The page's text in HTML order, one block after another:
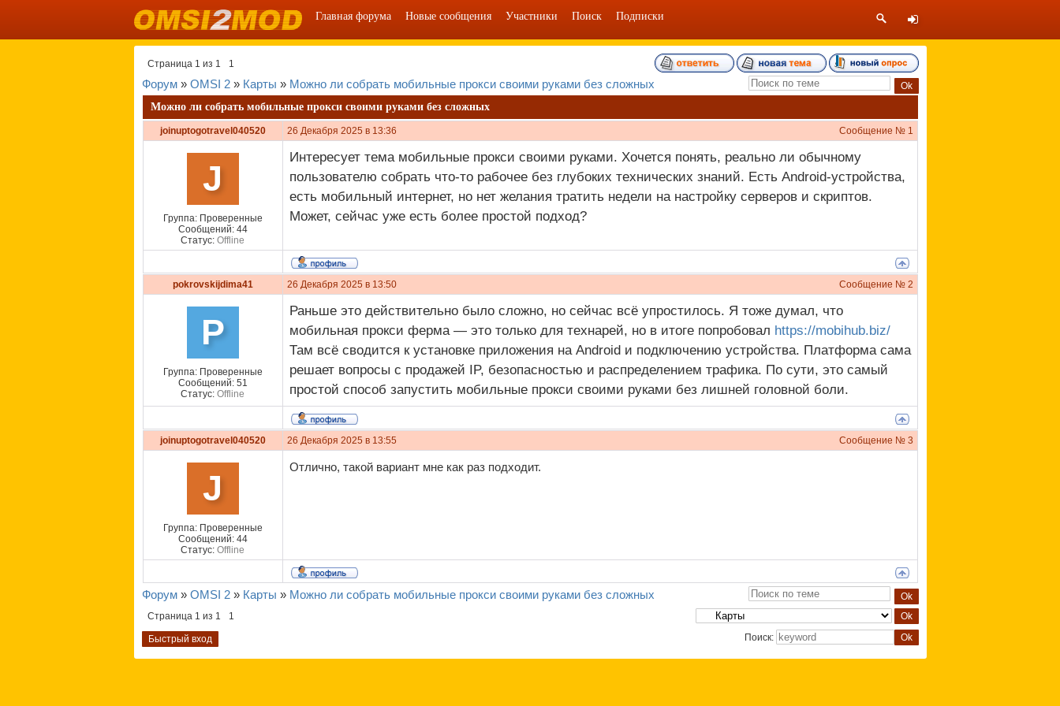
Главная форума Новые сообщения Участники Поиск Подписки
Страница 1 из 1 1
Форум » OMSI 2 » Карты » Можно ли собрать мобильные прокси своими руками без сложных
Можно ли собрать мобильные прокси своими руками без сложных
joinuptogotravel040520 26 Декабря 2025 в 13:36 Сообщение № 1
J
Группа: Проверенные
Сообщений: 44
Статус: Offline
Интересует тема мобильные прокси своими руками. Хочется понять, реально ли обычному
пользователю собрать что-то рабочее без глубоких технических знаний. Есть Android-устройства,
есть мобильный интернет, но нет желания тратить недели на настройку серверов и скриптов.
Может, сейчас уже есть более простой подход?
pokrovskijdima41 26 Декабря 2025 в 13:50 Сообщение № 2
P
Группа: Проверенные
Сообщений: 51
Статус: Offline
Раньше это действительно было сложно, но сейчас всё упростилось. Я тоже думал, что
мобильная прокси ферма — это только для технарей, но в итоге попробовал https://mobihub.biz/
Там всё сводится к установке приложения на Android и подключению устройства. Платформа сама
решает вопросы с продажей IP, безопасностью и распределением трафика. По сути, это самый
простой способ запустить мобильные прокси своими руками без лишней головной боли.
joinuptogotravel040520 26 Декабря 2025 в 13:55 Сообщение № 3
J
Группа: Проверенные
Сообщений: 44
Статус: Offline
Отлично, такой вариант мне как раз подходит.
Форум » OMSI 2 » Карты » Можно ли собрать мобильные прокси своими руками без сложных
Страница 1 из 1
1
Поиск: